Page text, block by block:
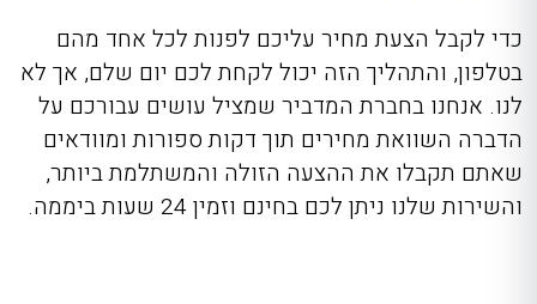
כדי לקבל הצעת מחיר עליכם לפנות לכל אחד מהם
בטלפון, והתהליך הזה יכול לקחת לכם יום שלם, אך לא
לנו. אנחנו בחברת המדביר שמציל עושים עבורכם על
הדברה השוואת מחירים תוך דקות ספורות ומוודאים
שאתם תקבלו את ההצעה הזולה והמשתלמת ביותר,
והשירות שלנו ניתן לכם בחינם וזמין 24 שעות ביממה.